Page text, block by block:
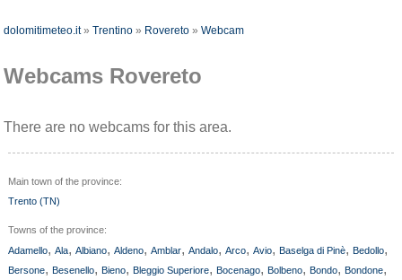
dolomitimeteo.it»Trentino » Rovereto »Webcam
Webcams Rovereto
There are no webcams for this area.
Main town of the province:
Trento (TN)
Towns of the province:
Adamello, Ala, Albiano, Aldeno, Amblar, Andalo, Arco, Avio, Baselga di Pinè, Bedollo,
Bersone, Besenello, Bieno, Bleggio Superiore, Bocenago, Bolbeno, Bondo, Bondone,